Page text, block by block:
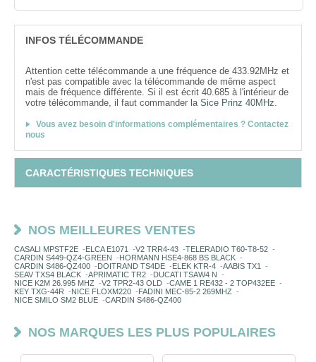
INFOS TÉLÉCOMMANDE
Attention cette télécommande a une fréquence de 433.92MHz et
n'est pas compatible avec la télécommande de même aspect
mais de fréquence différente. Si il est écrit 40.685 à l'intérieur de
votre télécommande, il faut commander la Sice Prinz 40MHz.
Vous avez besoin d'informations complémentaires ? Contactez
nous
CARACTÉRISTIQUES TECHNIQUES
NOS MEILLEURES VENTES
CASALI MPSTF2E -ELCA E1071 -V2 TRR4-43 -TELERADIO T60-T8-52 -
CARDIN S449-QZ4-GREEN -HORMANN HSE4-868 BS BLACK -
CARDIN S486-QZ400 -DOITRAND TS4DE -ELEK KTR-4 -AABIS TX1
-
SEAV TXS4 BLACK -APRIMATIC TR2 -DUCATI TSAW4 N -
NICE K2M 26.995 MHZ -V2 TPR2-43 OLD -CAME 1 RE432 - 2 TOP432EE -
KEY TXG-44R -NICE FLOXM220 -FADINI MEC-85-2 269MHZ -
NICE SMILO SM2 BLUE -CARDIN S486-QZ400
NOS MARQUES LES PLUS POPULAIRES